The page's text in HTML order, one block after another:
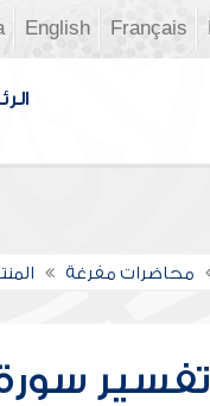
Français
English
محاضرات مفرغة
تفسير سورة